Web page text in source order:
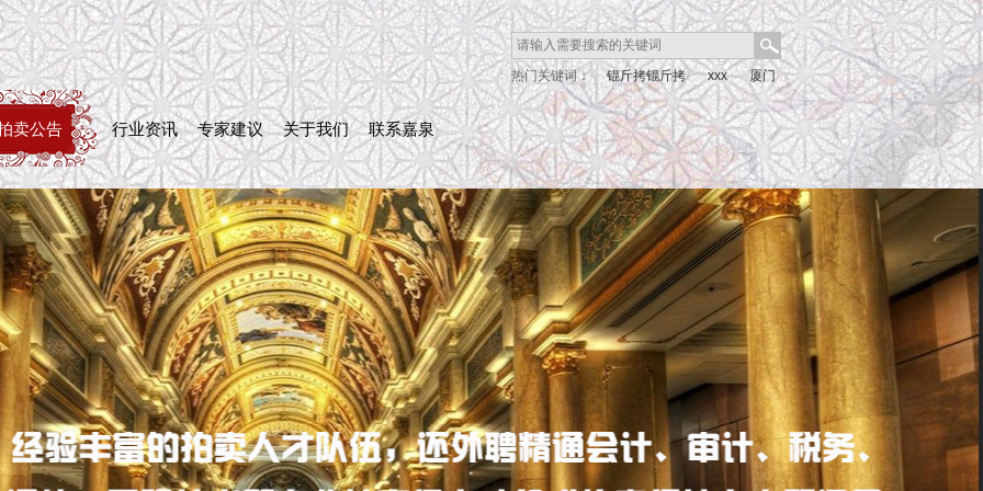
热门关键词： 锟斤拷锟斤拷 xxx 厦门
as xxx nd 1 1 xxx a d 8 8 观日路
厦门灌口 股权 石狮 晋江厂房 均
辉新村 山水大腕 泉州 光绪元宝
卖公告 行业资讯 专家建议 关于我们 联系嘉泉